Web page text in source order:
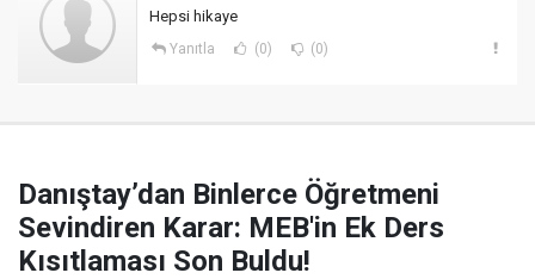
Hepsi hikaye
Yanıtla (0) (0)
Danıştay’dan Binlerce Öğretmeni
Sevindiren Karar: MEB'in Ek Ders
Kısıtlaması Son Buldu!